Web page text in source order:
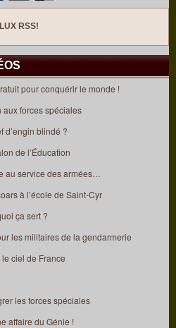
RSS!
pour conquérir le monde !
aux forces spéciales
d’engin blindé ?
de l’Éducation
au service des armées…
à l’école de Saint-Cyr
ça sert ?
les militaires de la gendarmerie
ciel de France
les forces spéciales
affaire du Génie !